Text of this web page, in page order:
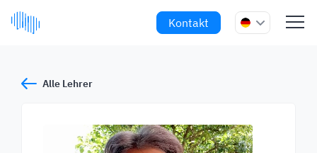
Kontakt
Alle Lehrer